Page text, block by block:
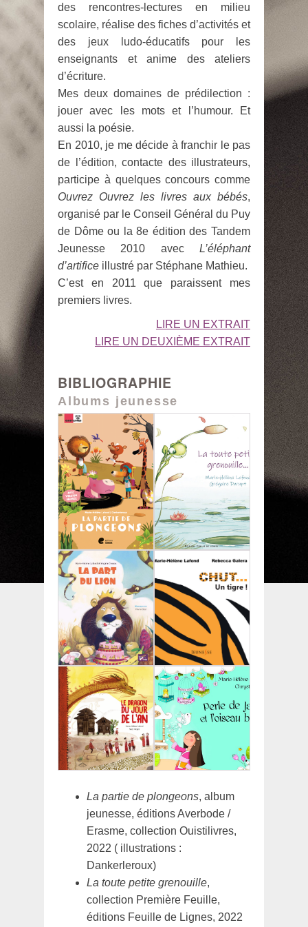
des rencontres-lectures en milieu
scolaire, réalise des fiches d’activités et
des jeux ludo-éducatifs pour les
enseignants et anime des ateliers
d’écriture.
Mes deux domaines de prédilection :
jouer avec les mots et l’humour. Et
aussi la poésie.
En 2010, je me décide à franchir le pas
de l’édition, contacte des illustrateurs,
participe à quelques concours comme
Ouvrez Ouvrez les livres aux bébés,
organisé par le Conseil Général du Puy
de Dôme ou la 8e édition des Tandem
Jeunesse 2010 avec L’éléphant
d’artifice illustré par Stéphane Mathieu.
C’est en 2011 que paraissent mes
premiers livres.
LIRE UN EXTRAIT
LIRE UN DEUXIÈME EXTRAIT
BIBLIOGRAPHIE
Albums jeunesse
La partie de plongeons, album
jeunesse, éditions Averbode /
Erasme, collection Ouistilivres,
2022 ( illustrations :
Dankerleroux)
La toute petite grenouille,
collection Première Feuille,
éditions Feuille de Lignes, 2022